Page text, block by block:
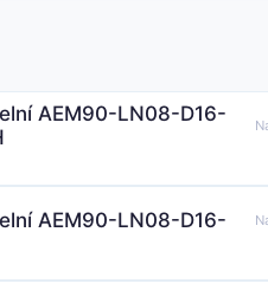
AEM90-LN08-D16-
AEM90-LN08-D16-